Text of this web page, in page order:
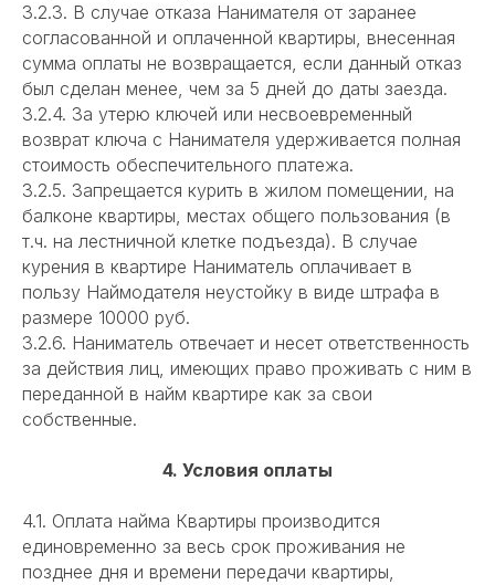
3.2.3. В случае отказа Нанимателя от заранее
согласованной и оплаченной квартиры, внесенная
сумма оплаты не возвращается, если данный отказ
был сделан менее, чем за 5 дней до даты заезда.
3.2.4. За утерю ключей или несвоевременный
возврат ключа с Нанимателя удерживается полная
стоимость обеспечительного платежа.
3.2.5. Запрещается курить в жилом помещении, на
балконе квартиры, местах общего пользования (в
т.ч. на лестничной клетке подъезда). В случае
курения в квартире Наниматель оплачивает в
пользу Наймодателя неустойку в виде штрафа в
размере 10000 руб.
3.2.6. Наниматель отвечает и несет ответственность
за действия лиц, имеющих право проживать с ним в
переданной в найм квартире как за свои
собственные.
4. Условия оплаты
4.1. Оплата найма Квартиры производится
единовременно за весь срок проживания не
позднее дня и времени передачи квартиры,